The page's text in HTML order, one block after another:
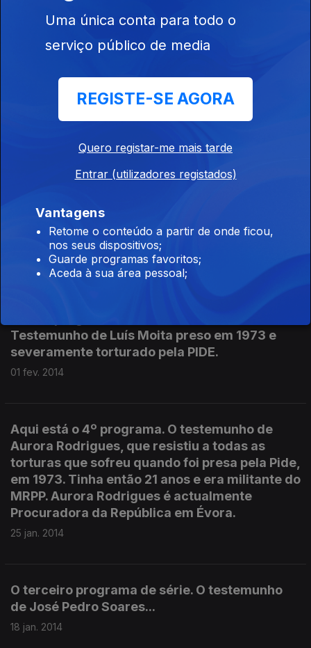
mãos da PIDE.
22 fev. 2014
Georgina Azevedo foi presa pela PIDE em 1964.
Tinha 20 anos.
15 fev. 2014
O sexto programa da série. Testemunho de
em 1936. Voltou nove anos depois. Mais tarde,
foi preso, de novo. Cumpriu quatro anos de
cadeia.
08 fev. 2014
Testemunho de Luís Moita preso em 1973 e
severamente torturado pela PIDE.
01 fev. 2014
Aqui está o 4º programa. O testemunho de
Aurora Rodrigues, que resistiu a todas as
torturas que sofreu quando foi presa pela Pide,
em 1973. Tinha então 21 anos e era militante do
MRPP. Aurora Rodrigues é actualmente
Procuradora da República em Évora.
25 jan. 2014
O terceiro programa de série. O testemunho
de José Pedro Soares...
18 jan. 2014
Uma única conta para todo o
serviço público de media
REGISTE-SE AGORA
Quero registar-me mais tarde
Entrar (utilizadores registados)
Vantagens
Retome o conteúdo a partir de onde ficou,
nos seus dispositivos;
Guarde programas favoritos;
Aceda à sua área pessoal;